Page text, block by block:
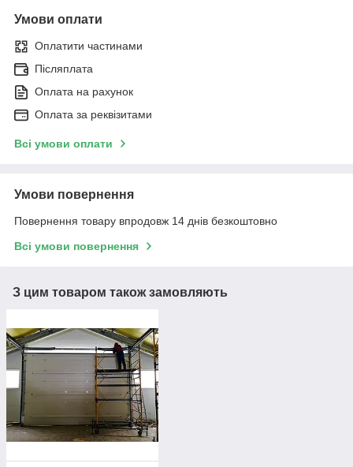
Умови оплати
Оплатити частинами
Післяплата
Оплата на рахунок
Оплата за реквізитами
Всі умови оплати
Умови повернення
Повернення товару впродовж 14 днів безкоштовно
Всі умови повернення
З цим товаром також замовляють